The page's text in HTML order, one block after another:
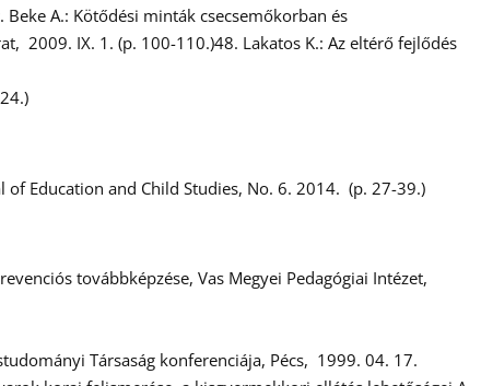
A.: Kötődési minták csecsemőkorban és
2009. IX. 1. (p. 100-110.)48. Lakatos K.: Az eltérő fejlődés
Education and Child Studies, No. 6. 2014. (p. 27-39.)
továbbképzése, Vas Megyei Pedagógiai Intézet,
Társaság konferenciája, Pécs, 1999. 04. 17.